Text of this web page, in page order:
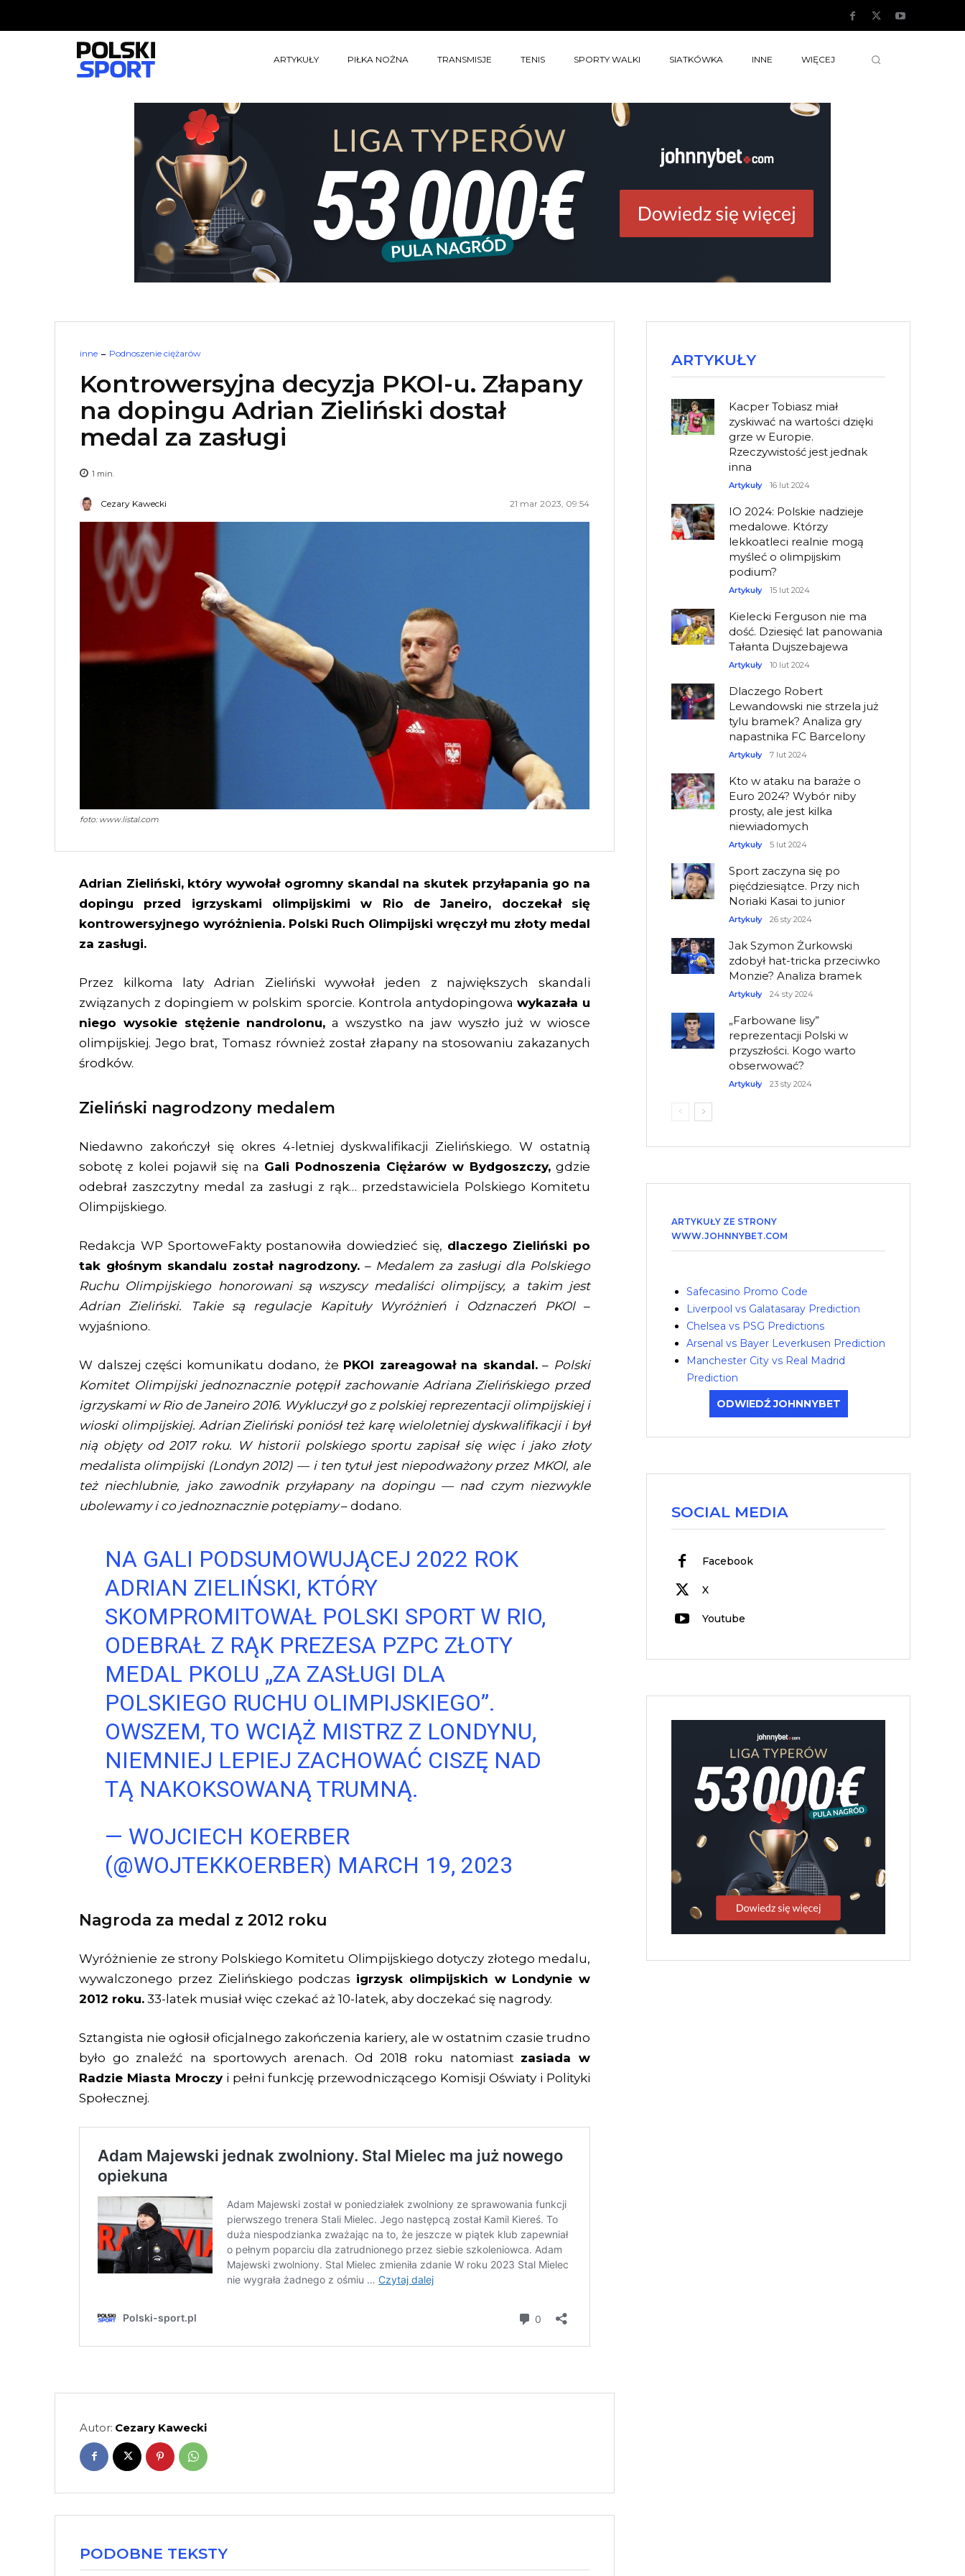
ARTYKUŁY PIŁKA NOŻNA TRANSMISJE TENIS SPORTY WALKI SIATKÓWKA INNE WIĘCEJ
inne Podnoszenie ciężarów
Kontrowersyjna decyzja PKOl-u. Złapany
na dopingu Adrian Zieliński dostał
medal za zasługi
1 min.
Cezary Kawecki 21 mar 2023, 09:54
foto: www.listal.com
Adrian Zieliński, który wywołał ogromny skandal na skutek przyłapania go na
dopingu przed igrzyskami olimpijskimi w Rio de Janeiro, doczekał się
kontrowersyjnego wyróżnienia. Polski Ruch Olimpijski wręczył mu złoty medal
za zasługi.
Przez kilkoma laty Adrian Zieliński wywołał jeden z największych skandali
związanych z dopingiem w polskim sporcie. Kontrola antydopingowa wykazała u
niego wysokie stężenie nandrolonu, a wszystko na jaw wyszło już w wiosce
olimpijskiej. Jego brat, Tomasz również został złapany na stosowaniu zakazanych
środków.
Zieliński nagrodzony medalem
Niedawno zakończył się okres 4-letniej dyskwalifikacji Zielińskiego. W ostatnią
sobotę z kolei pojawił się na Gali Podnoszenia Ciężarów w Bydgoszczy, gdzie
odebrał zaszczytny medal za zasługi z rąk… przedstawiciela Polskiego Komitetu
Olimpijskiego.
Redakcja WP SportoweFakty postanowiła dowiedzieć się, dlaczego Zieliński po
tak głośnym skandalu został nagrodzony.– Medalem za zasługi dla Polskiego
Ruchu Olimpijskiego honorowani są wszyscy medaliści olimpijscy, a takim jest
Adrian Zieliński. Takie są regulacje Kapituły Wyróżnień i Odznaczeń PKOl–
wyjaśniono.
W dalszej części komunikatu dodano, że PKOl zareagował na skandal.– Polski
Komitet Olimpijski jednoznacznie potępił zachowanie Adriana Zielińskiego przed
igrzyskami w Rio de Janeiro 2016. Wykluczył go z polskiej reprezentacji olimpijskiej i
wioski olimpijskiej. Adrian Zieliński poniósł też karę wieloletniej dyskwalifikacji i był
nią objęty od 2017 roku. W historii polskiego sportu zapisał się więc i jako złoty
medalista olimpijski (Londyn 2012) — i ten tytuł jest niepodważony przez MKOl, ale
też niechlubnie, jako zawodnik przyłapany na dopingu — nad czym niezwykle
ubolewamy i co jednoznacznie potępiamy– dodano.
NA GALI PODSUMOWUJĄCEJ 2022 ROK
ADRIAN ZIELIŃSKI, KTÓRY
SKOMPROMITOWAŁ POLSKI SPORT W RIO,
ODEBRAŁ Z RĄK PREZESA PZPC ZŁOTY
MEDAL PKOLU „ZA ZASŁUGI DLA
POLSKIEGO RUCHU OLIMPIJSKIEGO”.
OWSZEM, TO WCIĄŻ MISTRZ Z LONDYNU,
NIEMNIEJ LEPIEJ ZACHOWAĆ CISZĘ NAD
TĄ NAKOKSOWANĄ TRUMNĄ.
— WOJCIECH KOERBER
(@WOJTEKKOERBER) MARCH 19, 2023
Nagroda za medal z 2012 roku
Wyróżnienie ze strony Polskiego Komitetu Olimpijskiego dotyczy złotego medalu,
wywalczonego przez Zielińskiego podczas igrzysk olimpijskich w Londynie w
2012 roku. 33-latek musiał więc czekać aż 10-latek, aby doczekać się nagrody.
Sztangista nie ogłosił oficjalnego zakończenia kariery, ale w ostatnim czasie trudno
było go znaleźć na sportowych arenach. Od 2018 roku natomiast zasiada w
Radzie Miasta Mroczyi pełni funkcję przewodniczącego Komisji Oświaty i Polityki
Społecznej.
Autor: Cezary Kawecki
PODOBNE TEKSTY
ARTYKUŁY
Kacper Tobiasz miał
zyskiwać na wartości dzięki
grze w Europie.
Rzeczywistość jest jednak
inna
Artykuły 16 lut 2024
IO 2024: Polskie nadzieje
medalowe. Którzy
lekkoatleci realnie mogą
myśleć o olimpijskim
podium?
Artykuły 15 lut 2024
Kielecki Ferguson nie ma
dość. Dziesięć lat panowania
Tałanta Dujszebajewa
Artykuły 10 lut 2024
Dlaczego Robert
Lewandowski nie strzela już
tylu bramek? Analiza gry
napastnika FC Barcelony
Artykuły 7 lut 2024
Kto w ataku na baraże o
Euro 2024? Wybór niby
prosty, ale jest kilka
niewiadomych
Artykuły 5 lut 2024
Sport zaczyna się po
pięćdziesiątce. Przy nich
Noriaki Kasai to junior
Artykuły 26 sty 2024
Jak Szymon Żurkowski
zdobył hat-tricka przeciwko
Monzie? Analiza bramek
Artykuły 24 sty 2024
„Farbowane lisy”
reprezentacji Polski w
przyszłości. Kogo warto
obserwować?
Artykuły 23 sty 2024
ARTYKUŁY ZE STRONY
WWW.JOHNNYBET.COM
Safecasino Promo Code
Liverpool vs Galatasaray Prediction
Chelsea vs PSG Predictions
Arsenal vs Bayer Leverkusen Prediction
Manchester City vs Real Madrid
Prediction
ODWIEDŹ JOHNNYBET
SOCIAL MEDIA
Facebook
X
Youtube